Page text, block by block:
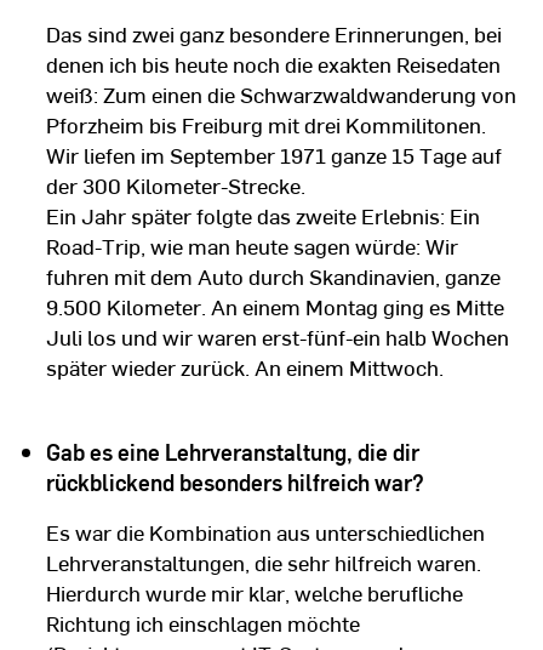
Das sind zwei ganz besondere Erinnerungen, bei
denen ich bis heute noch die exakten Reisedaten
weiß: Zum einen die Schwarzwaldwanderung von
Pforzheim bis Freiburg mit drei Kommilitonen.
Wir liefen im September 1971 ganze 15 Tage auf
der 300 Kilometer-Strecke.
Ein Jahr später folgte das zweite Erlebnis: Ein
Road-Trip, wie man heute sagen würde: Wir
fuhren mit dem Auto durch Skandinavien, ganze
9.500 Kilometer. An einem Montag ging es Mitte
Juli los und wir waren erst-fünf-ein halb Wochen
später wieder zurück. An einem Mittwoch.
Gab es eine Lehrveranstaltung, die dir
rückblickend besonders hilfreich war?
Es war die Kombination aus unterschiedlichen
Lehrveranstaltungen, die sehr hilfreich waren.
Hierdurch wurde mir klar, welche berufliche
Richtung ich einschlagen möchte